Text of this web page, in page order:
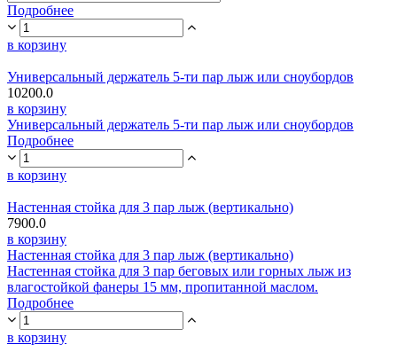
Подробнее
в корзину
Универсальный держатель 5-ти пар лыж или сноубордов
10200.0
в корзину
Универсальный держатель 5-ти пар лыж или сноубордов
Подробнее
в корзину
Настенная стойка для 3 пар лыж (вертикально)
7900.0
в корзину
Настенная стойка для 3 пар лыж (вертикально)
Настенная стойка для 3 пар беговых или горных лыж из
влагостойкой фанеры 15 мм, пропитанной маслом.
Подробнее
в корзину